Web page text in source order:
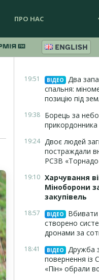
ПРО НАС
ENGLISH
19:51 ВІДЕО
Два
спальня:
позицію під
19:38 Борець за небо
19:24 Двоє людей
постраждали
РСЗВ
19:10 Харчування
Міноборони
закупівель
18:57 ВІДЕО
Вбивати
створено
дронами за
18:41 ВІДЕО
Дружба
повернення із
«Пін» обрали